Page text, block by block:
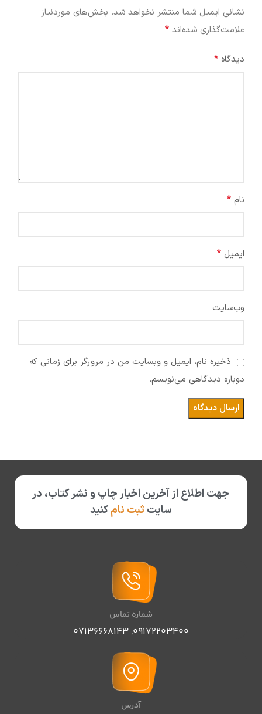
نشانی ایمیل شما منتشر نخواهد شد. بخش‌های موردنیاز
علامت‌گذاری شده‌اند *
دیدگاه *
نام *
ایمیل *
وب‌سایت
ذخیره نام، ایمیل و وبسایت من در مرورگر برای زمانی که
دوباره دیدگاهی می‌نویسم.
جهت اطلاع از آخرین اخبار چاپ و نشر کتاب، در
سایت ثبت نامکنید
شماره تماس
09172203400
,
07136668143
آدرس